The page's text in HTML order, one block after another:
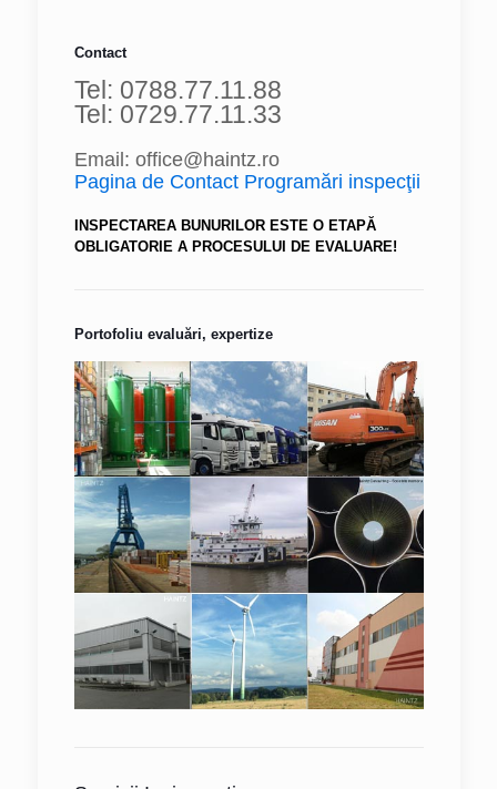
Contact
Tel: 0788.77.11.88
Tel: 0729.77.11.33
Email: office@haintz.ro
Pagina de Contact Programări inspecţii
INSPECTAREA BUNURILOR ESTE O ETAPĂ
OBLIGATORIE A PROCESULUI DE EVALUARE!
Portofoliu evaluări, expertize